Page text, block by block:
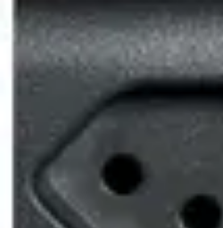
Destination Parfaite
Conseils de voyageConseils pratiques
voyage Découverte Voyage Urbain
Destination Parfaite